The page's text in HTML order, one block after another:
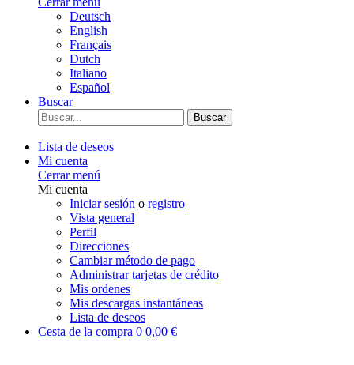
Deutsch
English
Français
Dutch
Italiano
Español
Buscar
Buscar
Lista de deseos
Mi cuenta
Cerrar menú
Mi cuenta
Iniciar sesión o registro
Vista general
Perfil
Direcciones
Cambiar método de pago
Administrar tarjetas de crédito
Mis ordenes
Mis descargas instantáneas
Lista de deseos
Cesta de la compra 0 0,00 €